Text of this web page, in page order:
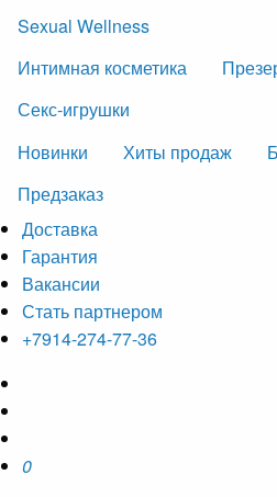
Sexual Wellness
Интимная косметика
Секс-игрушки
Новинки
Хиты продаж
Предзаказ
Доставка
Гарантия
Вакансии
Стать партнером
+7914-274-77-36
0